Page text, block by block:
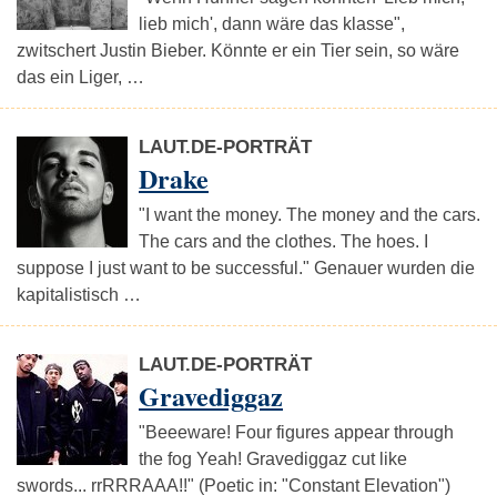
lieb mich', dann wäre das klasse",
zwitschert Justin Bieber. Könnte er ein Tier sein, so wäre
das ein Liger, …
LAUT.DE-PORTRÄT
Drake
"I want the money. The money and the cars.
The cars and the clothes. The hoes. I
suppose I just want to be successful." Genauer wurden die
kapitalistisch …
LAUT.DE-PORTRÄT
Gravediggaz
"Beeeware! Four figures appear through
the fog Yeah! Gravediggaz cut like
swords... rrRRRAAA!!" (Poetic in: "Constant Elevation")